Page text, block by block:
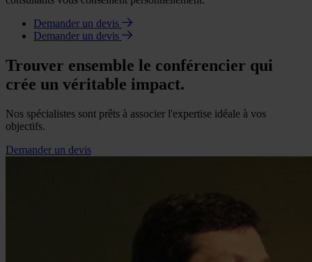
Demander un devis
Demander un devis
Trouver ensemble le conférencier qui
crée un véritable impact.
Nos spécialistes sont prêts à associer l'expertise idéale à vos
objectifs.
Demander un devis